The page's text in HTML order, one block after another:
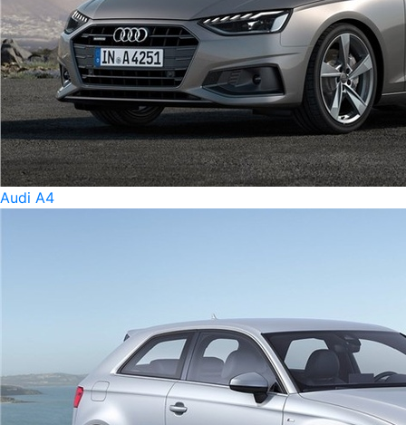
Audi A4